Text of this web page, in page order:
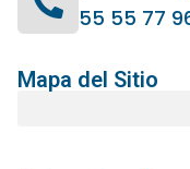
55 55 77
Mapa del Sitio